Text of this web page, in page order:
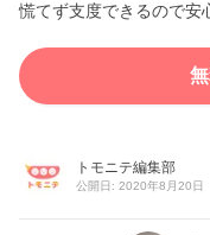
慌てず支度できるので安
トモニテ編集部
公開日: 2020年8月20日